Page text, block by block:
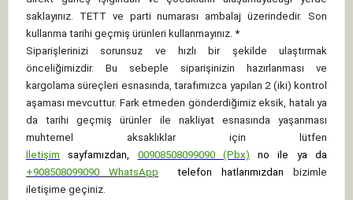
saklayınız. TETT ve parti numarası ambalaj üzerindedir. Son
kullanma tarihi geçmiş ürünleri kullanmayınız. *
Siparişlerinizi sorunsuz ve hızlı bir şekilde ulaştırmak
önceliğimizdir. Bu sebeple siparişinizin hazırlanması ve
kargolama süreçleri esnasında, tarafımızca yapılan 2 (iki) kontrol
aşaması mevcuttur. Fark etmeden gönderdiğimiz eksik, hatalı ya
da tarihi geçmiş ürünler ile nakliyat esnasında yaşanması
muhtemel aksaklıklar için lütfen
İletişim
sayfamızdan, 00908508099090 (Pbx) no ile ya da
+908508099090 WhatsApp telefon hatlarımızdan bizimle
iletişime geçiniz.